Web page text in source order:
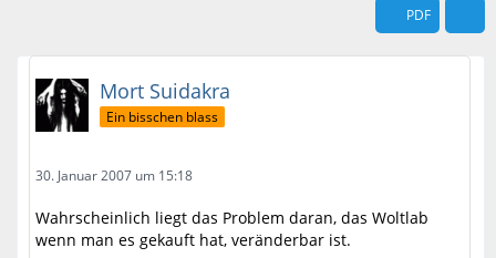
PDF
Mort Suidakra
Ein bisschen blass
30. Januar 2007 um 15:18
Wahrscheinlich liegt das Problem daran, das Woltlab
wenn man es gekauft hat, veränderbar ist.